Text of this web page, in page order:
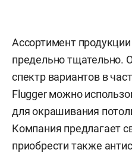
Ассортимент
предельно тщательно.
спектр вариантов в
Flugger можно
для окрашивания
Компания предлагает
приобрести также